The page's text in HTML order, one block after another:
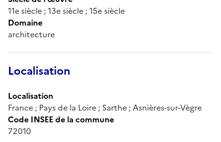
11e siècle ; 13e siècle ; 15e siècle
Domaine
architecture
Localisation
Localisation
France ; Pays de la Loire ; Sarthe ; Asnières-sur-Vègre
Code INSEE de la commune
72010